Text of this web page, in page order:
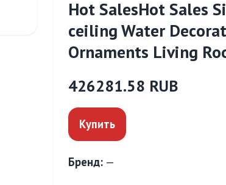
Hot SalesHot Sales
ceiling Water
Ornaments Living
426281.58 RUB
Купить
Бренд: —